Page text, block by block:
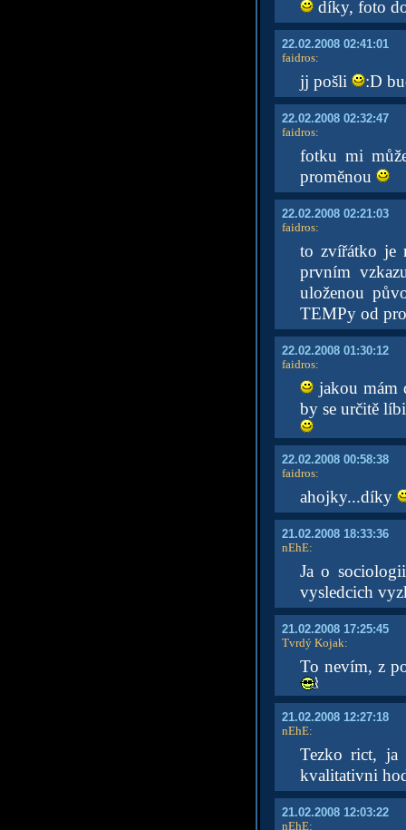
díky, foto
22.02.2008 02:41:01
faidros:
jj pošli :D
22.02.2008 02:32:47
faidros:
fotku mi
proměnou
22.02.2008 02:21:03
faidros:
to zvířátko je
prvním
uloženou
TEMPy od
22.02.2008 01:30:12
faidros:
jakou mám
by se určitě
22.02.2008 00:58:38
faidros:
ahojky...díky
21.02.2008 18:33:36
nEhE:
Ja o
vysledcich
21.02.2008 17:25:45
Tvrdý Kojak:
To nevím, z
21.02.2008 12:27:18
nEhE:
Tezko rict, ja
kvalitativni
21.02.2008 12:03:22
nEhE: